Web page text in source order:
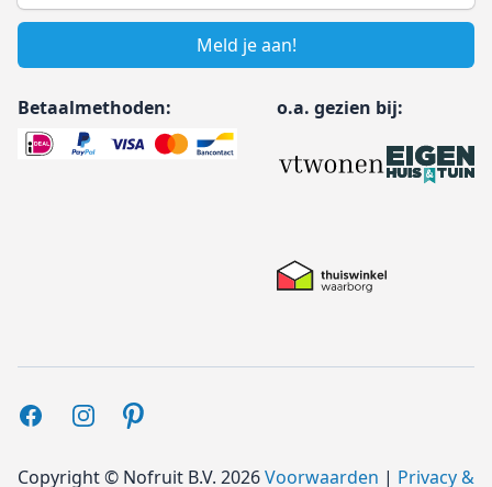
Meld je aan!
Betaalmethoden: o.a. gezien bij:
FacebookInstagramPinterest
Copyright © Nofruit B.V. 2026Voorwaarden | Privacy &